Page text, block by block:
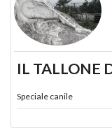
IL TALLONE
Speciale canile